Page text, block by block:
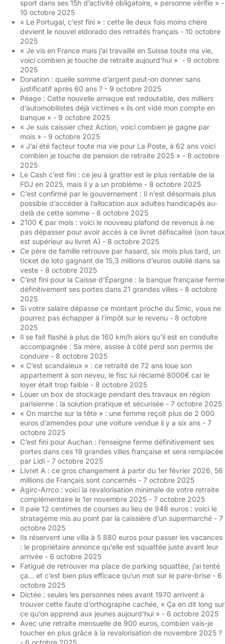
sport dans ses 15h d’activité obligatoire, « personne vérifie » -
10 octobre 2025
« Le Portugal, c’est fini » : cette île deux fois moins chère
devient le nouvel eldorado des retraités français - 10 octobre
2025
« Je vis en France mais j’ai travaillé en Suisse toute ma vie,
voici combien je touche de retraite aujourd’hui » - 9 octobre
2025
Donation : quelle somme d’argent peut-on donner sans
justificatif après 60 ans ? - 9 octobre 2025
Péage : Cette nouvelle arnaque est redoutable, des milliers
d’automobilistes déjà victimes « ils ont vidé mon compte en
banque » - 9 octobre 2025
« Je suis caissier chez Action, voici combien je gagne par
mois » - 9 octobre 2025
« J’ai été facteur toute ma vie pour La Poste, à 62 ans voici
combien je touche de pension de retraite 2025 » - 8 octobre
2025
Le Cash c’est fini : ce jeu à gratter est le plus rentable de la
FDJ en 2025, mais il y a un problème - 8 octobre 2025
C’est confirmé par le gouvernement : Il n’est désormais plus
possible d’accéder à l’allocation aux adultes handicapés au-
delà de cette somme - 8 octobre 2025
2100 € par mois : voici le nouveau plafond de revenus à ne
pas dépasser pour avoir accès à ce livret défiscalisé (son taux
est supérieur au livret A) - 8 octobre 2025
Ce père de famille retrouve par hasard, six mois plus tard, un
ticket de loto gagnant de 15,3 millions d’euros oublié dans sa
veste - 8 octobre 2025
C’est fini pour la Caisse d’Épargne : la banque française ferme
définitivement ses portes dans 21 grandes villes - 8 octobre
2025
Si votre salaire dépasse ce montant proche du Smic, vous ne
pourrez pas échapper à l’impôt sur le revenu - 8 octobre
2025
Il se fait flashé à plus de 160 km/h alors qu’il est en conduite
accompagnée : Sa mère, assise à côté perd son permis de
conduire - 8 octobre 2025
« C’est scandaleux » : ce retraité de 72 ans loue son
appartement à son neveu, le fisc lui réclamé 8000€ car le
loyer était trop faible - 8 octobre 2025
Louer un box de stockage pendant des travaux en région
parisienne : la solution pratique et sécurisée - 7 octobre 2025
« On marche sur la tête » : une femme reçoit plus de 2 000
euros d’amendes pour une voiture vendue il y a six ans - 7
octobre 2025
C’est fini pour Auchan : l’enseigne ferme définitivement ses
portes dans ces 19 grandes villes française et sera remplacée
par Lidl - 7 octobre 2025
Livret A : ce gros changement à partir du 1er février 2026, 56
millions de Français sont concernés - 7 octobre 2025
Agirc-Arrco : voici la revalorisation minimale de votre retraite
complémentaire le 1er novembre 2025 - 7 octobre 2025
Il paie 12 centimes de courses au lieu de 948 euros : voici le
stratagème mis au point par la caissière d’un supermarché - 7
octobre 2025
Ils réservent une villa à 5 880 euros pour passer les vacances
: le propriétaire annonce qu’elle est squattée juste avant leur
arrivée - 6 octobre 2025
Fatigué de retrouver ma place de parking squattée, j’ai tenté
ça… et c’est bien plus efficace qu’un mot sur le pare-brise - 6
octobre 2025
Dictée : seules les personnes nées avant 1970 arrivent à
trouver cette faute d’orthographe cachée, « Ça en dit long sur
ce qu’on apprend aux jeunes aujourd’hui » - 6 octobre 2025
Avec une retraite mensuelle de 900 euros, combien vais-je
toucher en plus grâce à la revalorisation de novembre 2025 ?
- 6 octobre 2025